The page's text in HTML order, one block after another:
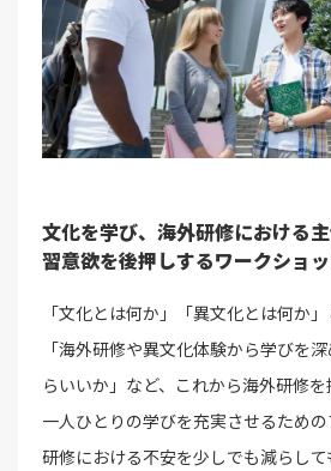
文化を学び、海外研修における
習意欲を後押しするワークショ
「文化とは何か」「異文化とは何か
「海外研修や異文化体験から学びを
らいいか」など、これから海外研修
一人ひとりの学びを充実させるため
研修における不安を少しでも減らし